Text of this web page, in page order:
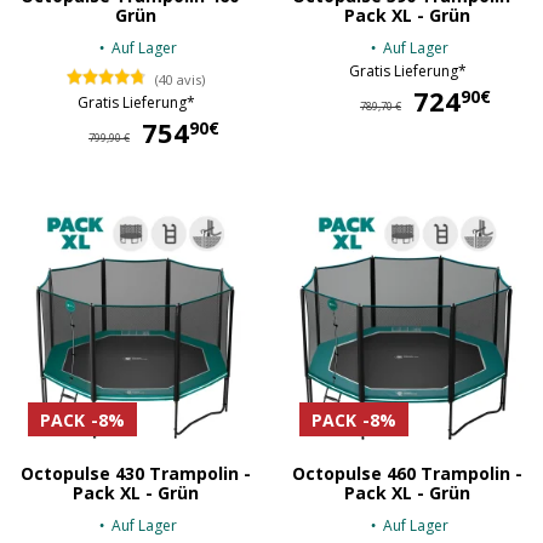
Grün
Auf Lager
(40 avis)
Gratis Lieferung*
799,90 € 75490€
Pack XL - Grün
Auf Lager
Gratis Lieferung*
789,70 € 72490€
PACK -8%
Octopulse 430 Trampolin -
Pack XL - Grün
Auf Lager
PACK -8%
Octopulse 460 Trampolin -
Pack XL - Grün
Auf Lager